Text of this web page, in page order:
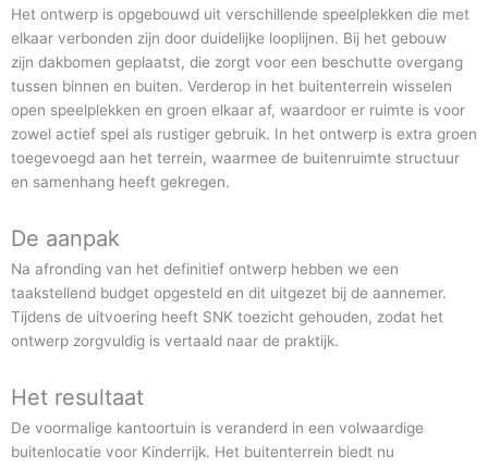
Het ontwerp is opgebouwd uit verschillende speelplekken die met
elkaar verbonden zijn door duidelijke looplijnen. Bij het gebouw
zijn dakbomen geplaatst, die zorgt voor een beschutte overgang
tussen binnen en buiten. Verderop in het buitenterrein wisselen
open speelplekken en groen elkaar af, waardoor er ruimte is voor
zowel actief spel als rustiger gebruik. In het ontwerp is extra groen
toegevoegd aan het terrein, waarmee de buitenruimte structuur
en samenhang heeft gekregen.
De aanpak
Na afronding van het definitief ontwerp hebben we een
taakstellend budget opgesteld en dit uitgezet bij de aannemer.
Tijdens de uitvoering heeft SNK toezicht gehouden, zodat het
ontwerp zorgvuldig is vertaald naar de praktijk.
Het resultaat
De voormalige kantoortuin is veranderd in een volwaardige
buitenlocatie voor Kinderrijk. Het buitenterrein biedt nu